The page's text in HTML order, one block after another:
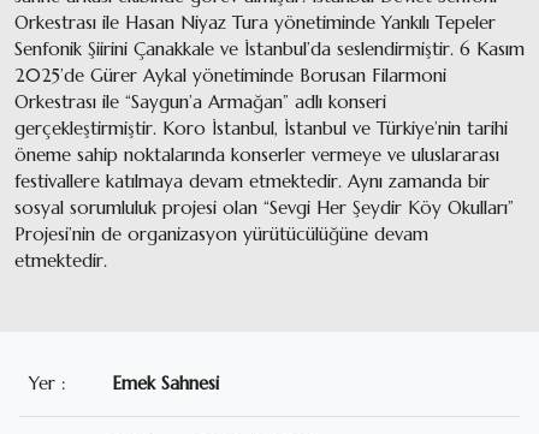
Orkestrası ile Hasan Niyaz Tura yönetiminde Yankılı Tepeler
Senfonik Şiirini Çanakkale ve İstanbul’da seslendirmiştir. 6 Kasım
2025’de Gürer Aykal yönetiminde Borusan Filarmoni
Orkestrası ile “Saygun’a Armağan” adlı konseri
gerçekleştirmiştir. Koro İstanbul, İstanbul ve Türkiye’nin tarihi
öneme sahip noktalarında konserler vermeye ve uluslararası
festivallere katılmaya devam etmektedir. Aynı zamanda bir
sosyal sorumluluk projesi olan “Sevgi Her Şeydir Köy Okulları”
Projesi’nin de organizasyon yürütücülüğüne devam
etmektedir.
Yer : Emek Sahnesi